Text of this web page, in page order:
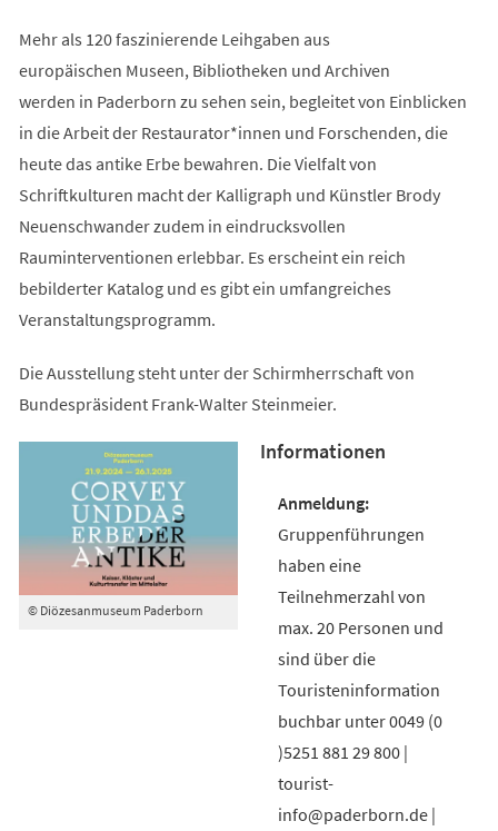
Mehr als 120 faszinierende Leihgaben aus
europäischen Museen, Bibliotheken und Archiven
werden in Paderborn zu sehen sein, begleitet von Einblicken
in die Arbeit der Restaurator*innen und Forschenden, die
heute das antike Erbe bewahren. Die Vielfalt von
Schriftkulturen macht der Kalligraph und Künstler Brody
Neuenschwander zudem in eindrucksvollen
Rauminterventionen erlebbar. Es erscheint ein reich
bebilderter Katalog und es gibt ein umfangreiches
Veranstaltungsprogramm.
Die Ausstellung steht unter der Schirmherrschaft von
Bundespräsident Frank-Walter Steinmeier.
© Diözesanmuseum Paderborn
Informationen
Gruppenführungen
haben eine
Teilnehmerzahl von
max. 20 Personen und
sind über die
Touristeninformation
buchbar unter 0049 (0
)5251 881 29 800 |
tourist-
info@paderborn.de |